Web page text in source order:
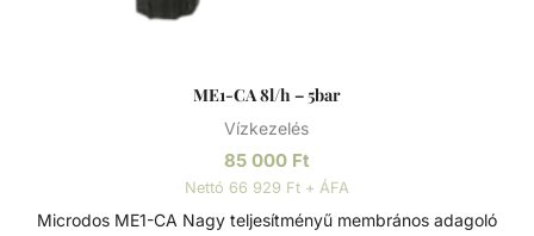
ME1-CA 8l/h – 5bar
Vízkezelés
85 000 Ft
Nettó 66 929 Ft + ÁFA
Microdos ME1-CA Nagy teljesítményű membrános adagoló